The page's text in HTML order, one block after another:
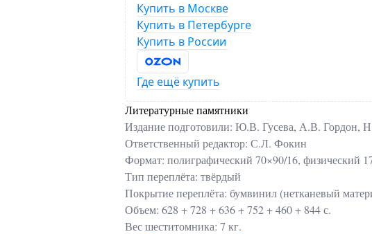
Купить в Москве
Купить в Петербурге
Купить в России
Где ещё купить
Литературные памятники
Издание подготовили: Ю.В. Гусева, А.В. Гордон,
Ответственный редактор: С.Л. Фокин
Формат: полиграфический 70×90/16, физический
Тип переплёта: твёрдый
Покрытие переплёта: бумвинил (нетканевый
Объем: 628 + 728 + 636 + 752 + 460 + 844 с.
Вес шеститомника: 7 кг.